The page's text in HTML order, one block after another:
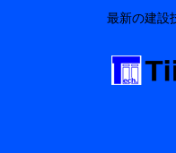
最新の建設